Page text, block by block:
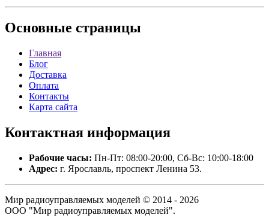
Основные страницы
Главная
Блог
Доставка
Оплата
Контакты
Карта сайта
Контактная информация
Рабочие часы: Пн-Пт: 08:00-20:00, Сб-Вс: 10:00-18:00
Адрес: г. Ярославль, проспект Ленина 53.
Мир радиоуправляемых моделей © 2014 - 2026
ООО "Мир радиоуправляемых моделей".